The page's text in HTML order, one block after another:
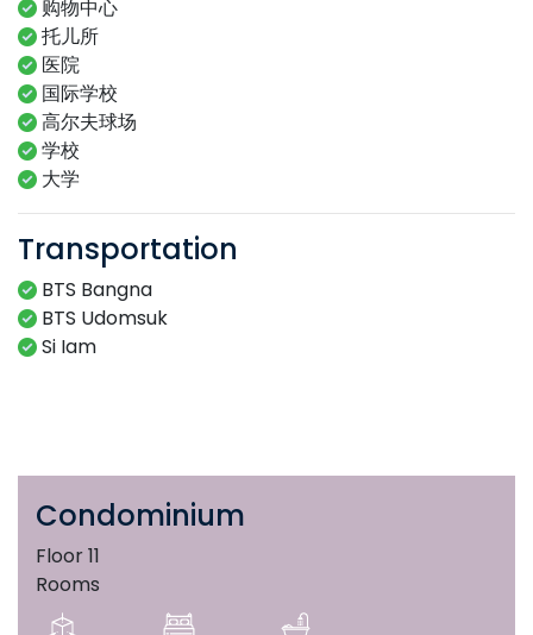
购物中心
托儿所
医院
国际学校
高尔夫球场
学校
大学
Transportation
BTS Bangna
BTS Udomsuk
Si Iam
Condominium
Floor 11
Rooms